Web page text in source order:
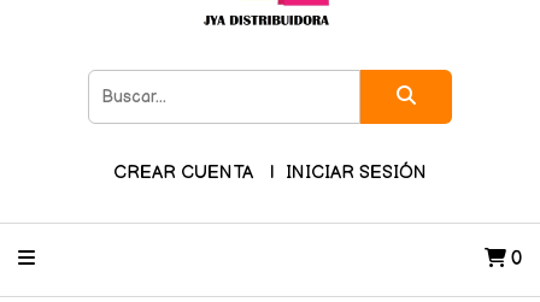
CREAR CUENTA INICIAR SESIÓN
0